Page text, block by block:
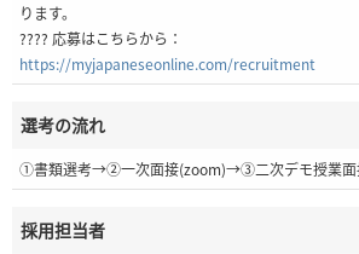
ります。
???? 応募はこちらから：
https://myjapaneseonline.com/recruitment
選考の流れ
①書類選考→②一次面接(zoom)→③二次デモ授業
採用担当者